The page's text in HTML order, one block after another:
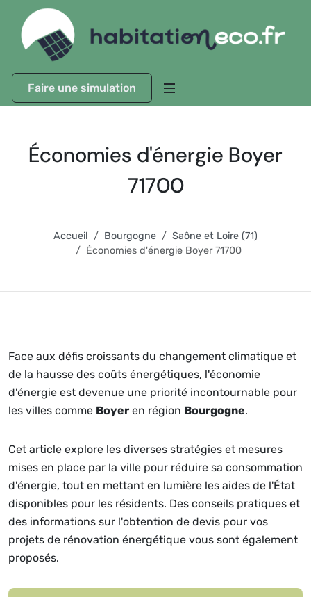
Faire une simulation
Économies d'énergie Boyer
71700
Accueil Bourgogne
Saône et Loire (71)
Économies d'énergie Boyer 71700
Face aux défis croissants du changement climatique et
de la hausse des coûts énergétiques, l'économie
d'énergie est devenue une priorité incontournable pour
les villes comme Boyer en région Bourgogne.
Cet article explore les diverses stratégies et mesures
mises en place par la ville pour réduire sa consommation
d'énergie, tout en mettant en lumière les aides de l'État
disponibles pour les résidents. Des conseils pratiques et
des informations sur l'obtention de devis pour vos
projets de rénovation énergétique vous sont également
proposés.